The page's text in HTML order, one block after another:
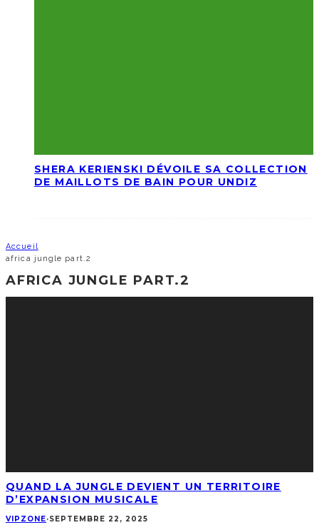
SHERA KERIENSKI DÉVOILE SA COLLECTION
DE MAILLOTS DE BAIN POUR UNDIZ
Accueil
africa jungle part.2
AFRICA JUNGLE PART.2
QUAND LA JUNGLE DEVIENT UN TERRITOIRE
D’EXPANSION MUSICALE
VIPZONE·SEPTEMBRE 22, 2025